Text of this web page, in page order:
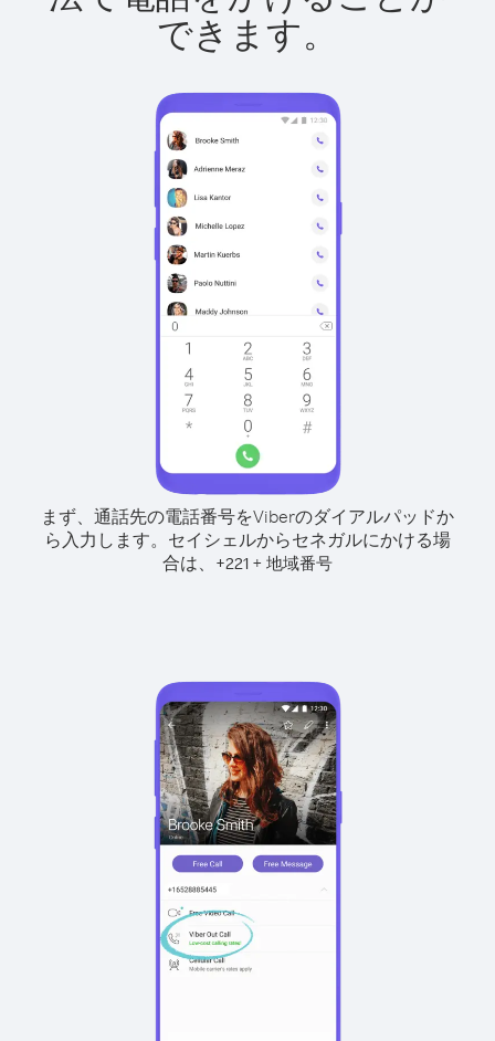
できます。
まず、通話先の電話番号をViberのダイアルパッドか
ら入力します。 セイシェルからセネガルにかける場
合は、 +221 + 地域番号